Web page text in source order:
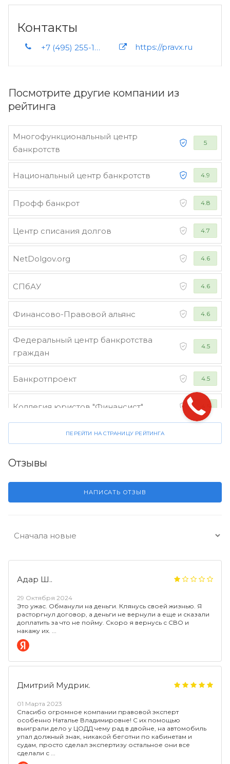
Посмотрите другие компании из
рейтинга
Многофункциональный центр
банкротств
5
Национальный центр банкротств 4.9
Профф банкрот 4.8
Центр списания долгов 4.7
NetDolgov.org 4.6
СПбАУ 4.6
Финансово-Правовой альянс 4.6
Федеральный центр банкротства
граждан
4.5
Банкротпроект 4.5
Коллегия юристов "Финансист"
ПЕРЕЙТИ НА СТРАНИЦУ РЕЙТИНГА
Отзывы
НАПИСАТЬ ОТЗЫВ
Адар Ш..
29 Октября 2024
Это ужас. Обманули на деньги. Клянусь своей жизнью. Я
расторгнул договор, а деньги не вернули а еще и сказали
доплатить за что не пойму. Скоро я вернусь с СВО и
накажу их.
Дмитрий Мудрик.
01 Марта 2023
Спасибо огромное компании правовой эксперт
особенно Наталье Владимировне! С их помощью
выиграли дело у ЦОДД чему рад в двойне, на автомобиль
упал должный знак, никакой беготни по кабинетам и
судам, просто сделал экспертизу остальное они все
сделали с
Контакты
+7 (495) 255-11-80 https://pravx.ru